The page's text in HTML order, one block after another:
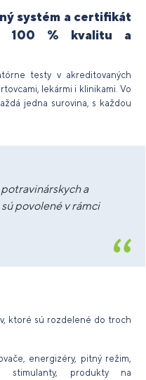
systém a certifikát
100 % kvalitu a
testy v akreditovaných
lekármi i klinikami. Vo
jedna surovina, s každou
a
povolené v rámci
ktoré sú rozdelené do troch
energizéry, pitný režim,
stimulanty, produkty na